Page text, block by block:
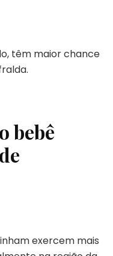
têm maior chance
bebê
exercem mais